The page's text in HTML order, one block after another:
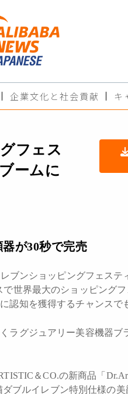
企業文化と社会貢献 キ
フェス
ームに
が30秒で完売
ブンショッピングフェステ
世界最大のショッピング
認知を獲得するチャンスで
ラグジュアリー美容機器ブ
＆CO.の新商品「
ブルイレブン特別仕様の